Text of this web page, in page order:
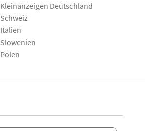
Kleinanzeigen Deutschland
Schweiz
Italien
Slowenien
Polen